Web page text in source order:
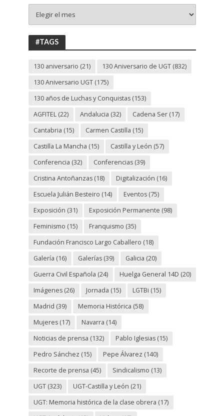
130
ANIVERSARIO
UGT
#TAGS
130 aniversario (21) 130 Aniversario de UGT(832)
130 Aniversario UGT(175)
130 años de Luchas y Conquistas(153)
AGFITEL(22) Andalucia (32) Cadena Ser(17)
Cantabria (15) Carmen Castilla (15)
Castilla La Mancha (15) Castilla y León (57)
Conferencia (32) Conferencias(39)
Cristina Antoñanzas(18) Digitalización (16)
Escuela Julián Besteiro (14) Eventos(75)
Exposición (31) Exposición Permanente (98)
Feminismo (15) Franquismo (35)
Fundación Francisco Largo Caballero (18)
Galería (16) Galerías(39) Galicia (20)
Guerra Civil Española (24) Huelga General 14D (20)
Imágenes(26) Jornada (15) LGTBi (15)
Madrid (39) Memoria Histórica (58)
Mujeres(17) Navarra (14)
Noticias de prensa (132) Pablo Iglesias(15)
Pedro Sánchez (15) Pepe Álvarez (140)
Recorte de prensa (45) Sindicalismo (13)
UGT(323) UGT-Castilla y León (21)
UGT: Memoria histórica de la clase obrera (17)